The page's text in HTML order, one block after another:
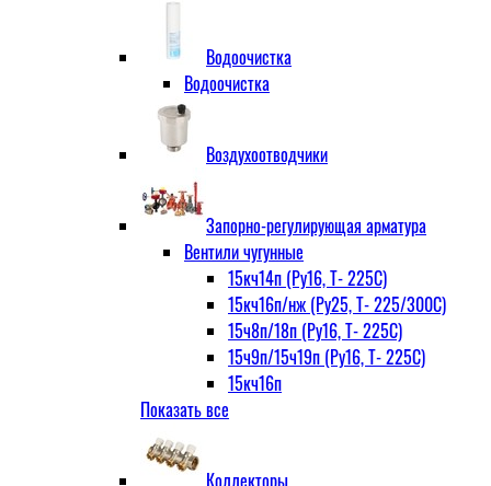
Водоочистка
Водоочистка
Воздухоотводчики
Запорно-регулирующая арматура
Вентили чугунные
15кч14п (Ру16, Т- 225С)
15кч16п/нж (Ру25, Т- 225/300С)
15ч8п/18п (Ру16, Т- 225С)
15ч9п/15ч19п (Ру16, Т- 225С)
15кч16п
Показать все
Коллекторы